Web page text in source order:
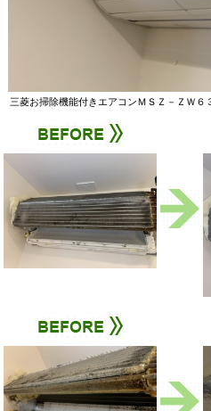
三菱お掃除機能付きエアコンＭＳＺ－ＺＷ６